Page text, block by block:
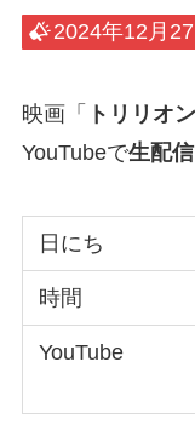
2024年12月
映画「 トリリオ
YouTubeで生配信
日にち
時間
YouTube